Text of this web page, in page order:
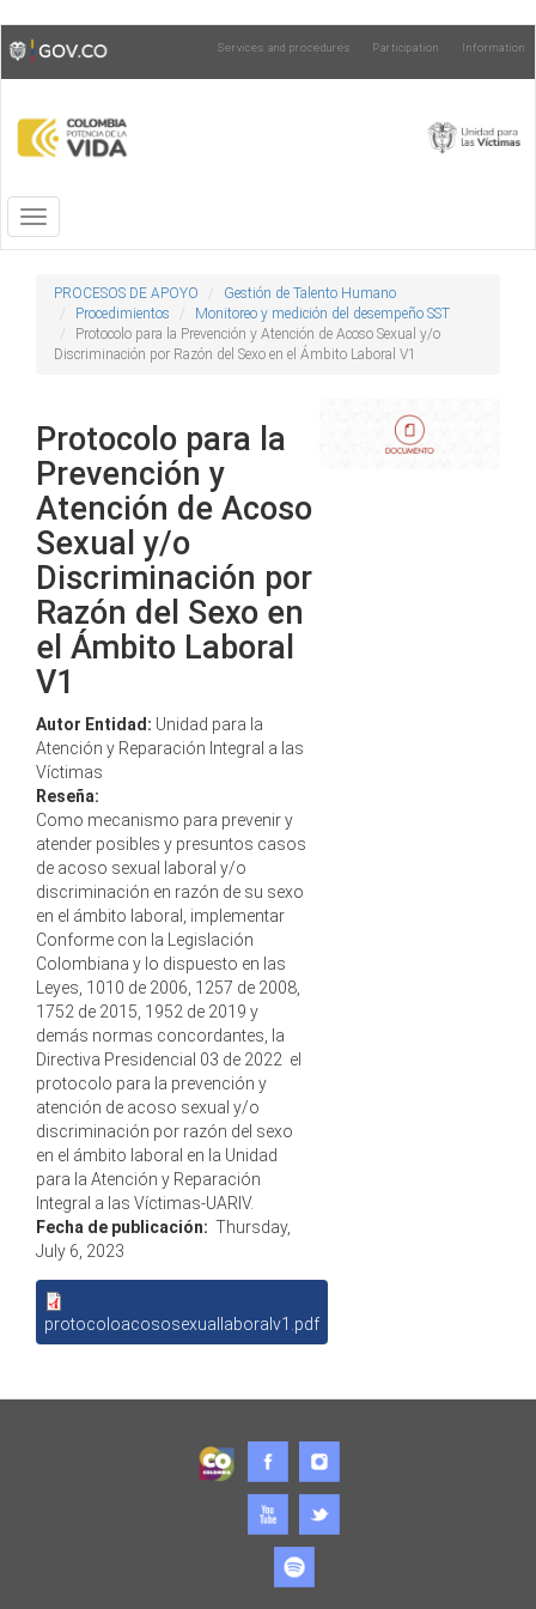
Skip
to
main
Toggle
high
contrast
Services and procedures Participation Information
Toggle
navigation
PROCESOS DE APOYO
Gestión de Talento Humano
Procedimientos
Monitoreo y medición del desempeño SST
Protocolo para la Prevención y Atención de Acoso Sexual y/o
Discriminación por Razón del Sexo en el Ámbito Laboral V1
Protocolo para la
Prevención y
Atención de Acoso
Sexual y/o
Discriminación por
Razón del Sexo en
el Ámbito Laboral
V1
Autor Entidad: Unidad para la
Atención y Reparación Integral a las
Víctimas
Reseña:
Como mecanismo para prevenir y
atender posibles y presuntos casos
de acoso sexual laboral y/o
discriminación en razón de su sexo
en el ámbito laboral, implementar
Conforme con la Legislación
Colombiana y lo dispuesto en las
Leyes, 1010 de 2006, 1257 de 2008,
1752 de 2015, 1952 de 2019 y
demás normas concordantes, la
Directiva Presidencial 03 de 2022 el
protocolo para la prevención y
atención de acoso sexual y/o
discriminación por razón del sexo
en el ámbito laboral en la Unidad
para la Atención y Reparación
Integral a las Víctimas-UARIV.
Fecha de publicación: Thursday,
July 6, 2023
protocoloacososexuallaboralv1.pdf